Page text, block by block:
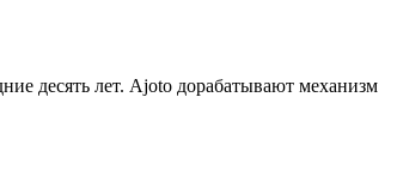
десять лет. Ajoto дорабатывают механизм